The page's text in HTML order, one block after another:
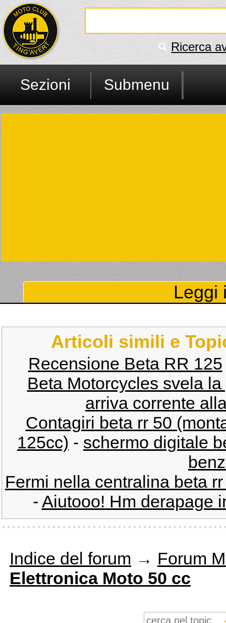
Ricerca
Sezioni Submenu
Leggi
Articoli simili e
Recensione Beta RR 125
Beta Motorcycles svela
arriva corrente
Contagiri beta rr 50
125cc) - schermo digitale
Fermi nella centralina beta
- Aiutooo! Hm derapage
Indice del forum → Forum
Elettronica Moto 50 cc